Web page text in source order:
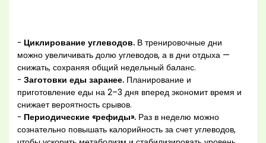
- Циклирование углеводов. В тренировочные дни
можно увеличивать долю углеводов, а в дни отдыха —
снижать, сохраняя общий недельный баланс.
-Заготовки еды заранее. Планирование и
приготовление еды на 2–3 дня вперед экономит время и
снижает вероятность срывов.
- Периодические «рефиды». Раз в неделю можно
сознательно повышать калорийность за счет углеводов,